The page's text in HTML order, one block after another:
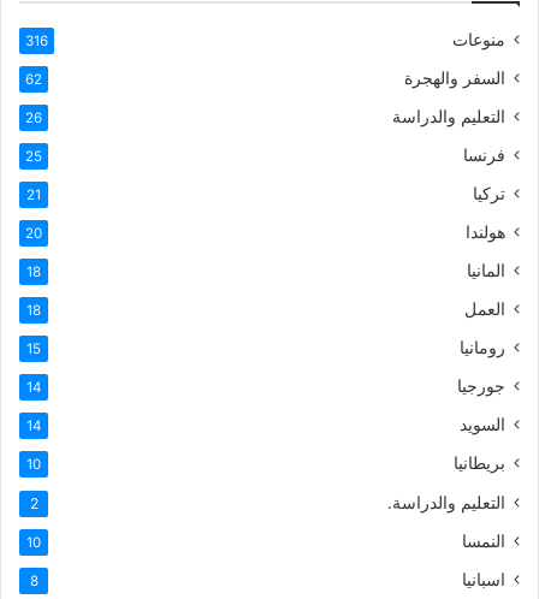
منوعات 316
السفر والهجرة 62
التعليم والدراسة 26
فرنسا 25
تركيا 21
هولندا 20
المانيا 18
العمل 18
رومانيا 15
جورجيا 14
السويد 14
بريطانيا 10
التعليم والدراسة. 2
النمسا 10
اسبانيا 8